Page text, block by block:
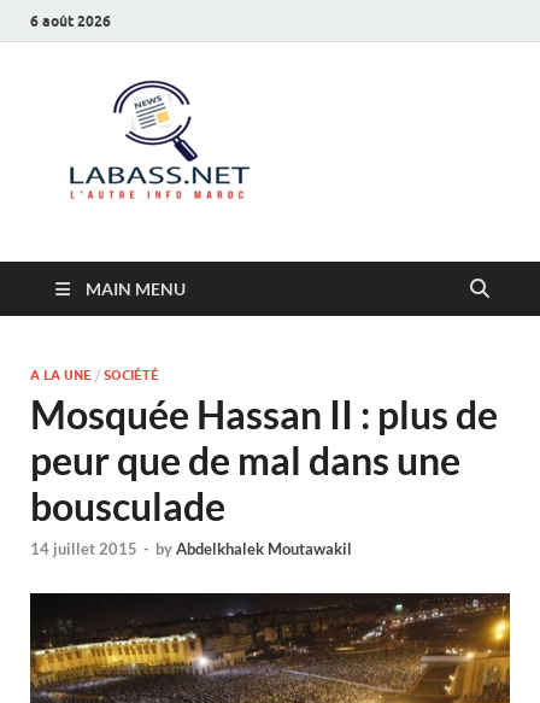
6 août 2026
MAIN MENU
A LA UNE / SOCIÉTÉ
Mosquée Hassan II : plus de
peur que de mal dans une
bousculade
14 juillet 2015 - byAbdelkhalek Moutawakil